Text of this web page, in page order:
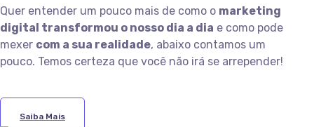
Quer entender um pouco mais de como o marketing
digital transformou o nosso dia a dia e como pode
mexer com a sua realidade, abaixo contamos um
pouco. Temos certeza que você não irá se arrepender!
Saiba Mais